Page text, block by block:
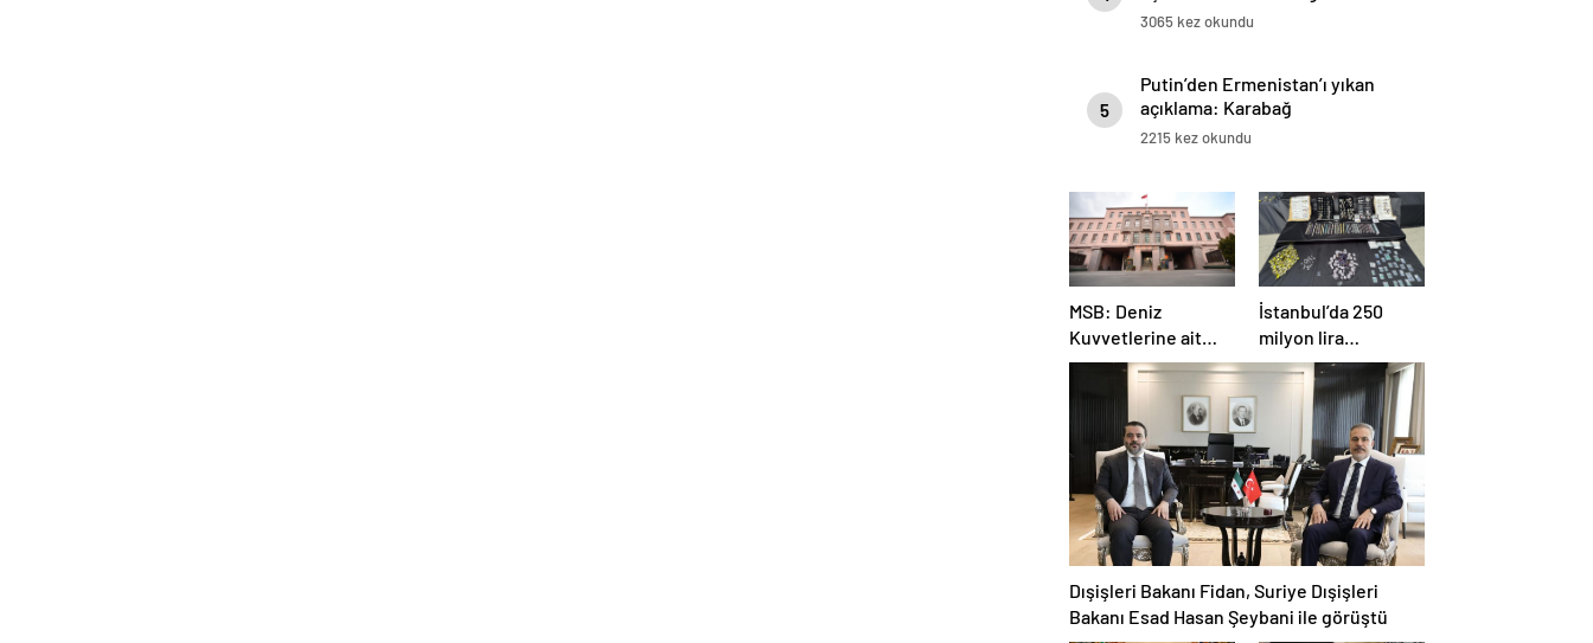
3065 kez okundu
5
Putin’den Ermenistan’ı yıkan
açıklama: Karabağ
Azerbaycan’ın ayrılmaz bir
2215 kez okundu
MSB: Deniz
Kuvvetlerine ait
helikopter Antalya
açıklarında acil iniş
İstanbul’da 250
milyon lira
değerinde değerli
taş ele geçirildi
Dışişleri Bakanı Fidan, Suriye Dışişleri
Bakanı Esad Hasan Şeybani ile görüştü